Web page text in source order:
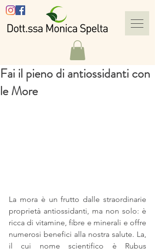
Fai il pieno di antiossidanti con
le More
La mora è un frutto dalle straordinarie
proprietà antiossidanti, ma non solo: è
ricca di vitamine, fibre e minerali e offre
numerosi benefici alla nostra salute. La,
il cui nome scientifico è Rubus